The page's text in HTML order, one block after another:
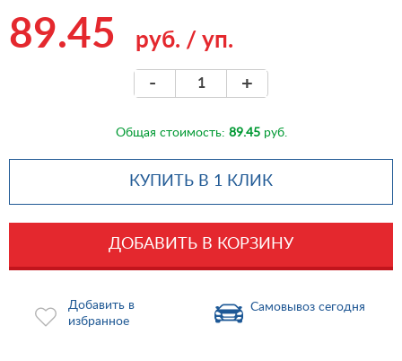
89.45 руб. / уп.
- +
Общая стоимость: 89.45руб.
КУПИТЬ В 1 КЛИК
ДОБАВИТЬ В КОРЗИНУ
Добавить в
избранное
Самовывоз сегодня